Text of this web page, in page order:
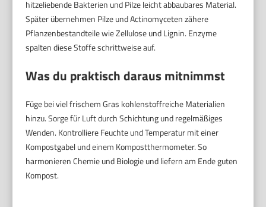
hitzeliebende Bakterien und Pilze leicht abbaubares Material.
Später übernehmen Pilze und Actinomyceten zähere
Pflanzenbestandteile wie Zellulose und Lignin. Enzyme
spalten diese Stoffe schrittweise auf.
Was du praktisch daraus mitnimmst
Füge bei viel frischem Gras kohlenstoffreiche Materialien
hinzu. Sorge für Luft durch Schichtung und regelmäßiges
Wenden. Kontrolliere Feuchte und Temperatur mit einer
Kompostgabel und einem Kompostthermometer. So
harmonieren Chemie und Biologie und liefern am Ende guten
Kompost.